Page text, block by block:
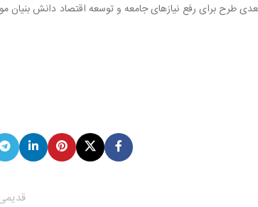
طرح برای رفع نیازهای جامعه و توسعه اقتصاد دانش بنیان